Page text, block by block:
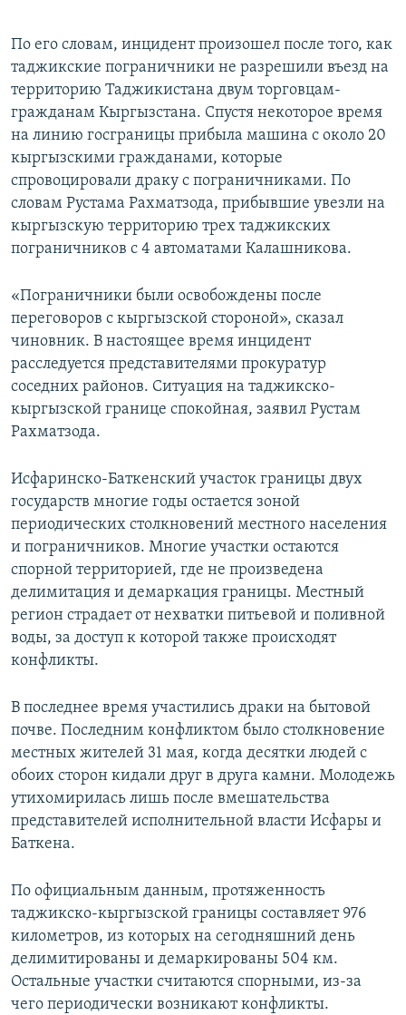
По его словам, инцидент произошел после того, как
таджикские пограничники не разрешили въезд на
территорию Таджикистана двум торговцам-
гражданам Кыргызстана. Спустя некоторое время
на линию госграницы прибыла машина с около 20
кыргызскими гражданами, которые
спровоцировали драку с пограничниками. По
словам Рустама Рахматзода, прибывшие увезли на
кыргызскую территорию трех таджикских
пограничников с 4 автоматами Калашникова.
«Пограничники были освобождены после
переговоров с кыргызской стороной», сказал
чиновник. В настоящее время инцидент
расследуется представителями прокуратур
соседних районов. Ситуация на таджикско-
кыргызской границе спокойная, заявил Рустам
Рахматзода.
Исфаринско-Баткенский участок границы двух
государств многие годы остается зоной
периодических столкновений местного населения
и пограничников. Многие участки остаются
спорной территорией, где не произведена
делимитация и демаркация границы. Местный
регион страдает от нехватки питьевой и поливной
воды, за доступ к которой также происходят
конфликты.
В последнее время участились драки на бытовой
почве. Последним конфликтом было столкновение
местных жителей 31 мая, когда десятки людей с
обоих сторон кидали друг в друга камни. Молодежь
утихомирилась лишь после вмешательства
представителей исполнительной власти Исфары и
Баткена.
По официальным данным, протяженность
таджикско-кыргызской границы составляет 976
километров, из которых на сегодняшний день
делимитированы и демаркированы 504 км.
Остальные участки считаются спорными, из-за
чего периодически возникают конфликты.